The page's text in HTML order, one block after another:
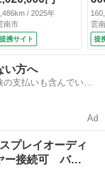
/ 2025年
南市
提携サイト
Ｍ
グ
車
ブ
雲
提
い方へ
支払いも含んでいる
Ad
プレイオーディ
ー接続可 バ…